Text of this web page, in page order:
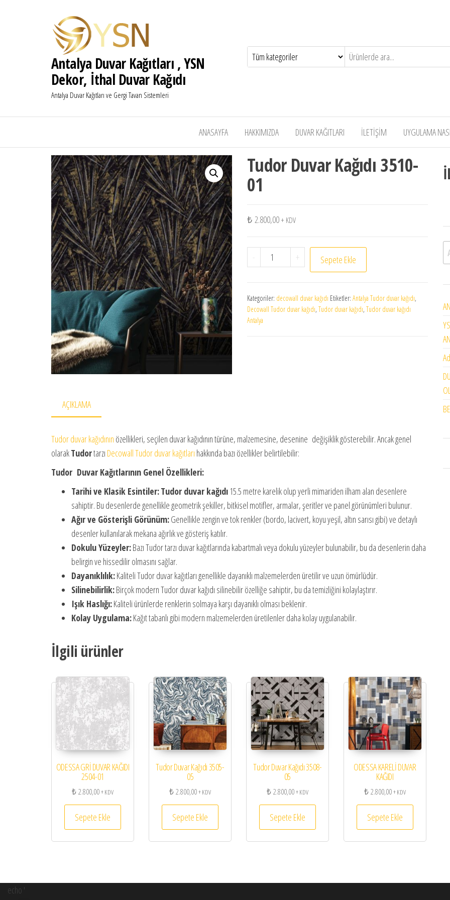
Antalya Duvar Kağıtları , YSN
Dekor, İthal Duvar Kağıdı
Antalya Duvar Kağıtları ve Gergi Tavan Sistemleri
ANASAYFA HAKKIMIZDA DUVAR KAĞITLARI İLETİŞİM UYGULAMA
Tudor Duvar Kağıdı 3510-
01
₺ 2.800,00 + KDV
- Tudor Duvar Kağıdı 3510-01 adet
+ Sepete Ekle
Kategoriler: decowall duvar kağıdı Etiketler: Antalya Tudor duvar kağıdı,
Decowall Tudor duvar kağıdı, Tudor duvar kağıdı, Tudor duvar kağıdı
Antalya
AÇIKLAMA
Tudor duvar kağıdının özellikleri, seçilen duvar kağıdının türüne, malzemesine, desenine değişiklik gösterebilir. Ancak genel
olarakTudortarzı Decowall Tudor duvar kağıtları hakkında bazı özellikler belirtilebilir:
Tudor Duvar Kağıtlarının Genel Özellikleri:
Tarihi ve Klasik Esintiler:Tudor duvar kağıdı 15.5 metre karelik olup yerli mimariden ilham alan desenlere
sahiptir. Bu desenlerde genellikle geometrik şekiller, bitkisel motifler, armalar, şeritler ve panel görünümleri bulunur.
Ağır ve Gösterişli Görünüm:Genellikle zengin ve tok renkler (bordo, lacivert, koyu yeşil, altın sarısı gibi) ve detaylı
desenler kullanılarak mekana ağırlık ve gösteriş katılır.
Dokulu Yüzeyler:Bazı Tudor tarzı duvar kağıtlarında kabartmalı veya dokulu yüzeyler bulunabilir, bu da desenlerin daha
belirgin ve hissedilir olmasını sağlar.
Dayanıklılık:Kaliteli Tudor duvar kağıtları genellikle dayanıklı malzemelerden üretilir ve uzun ömürlüdür.
Silinebilirlik:Birçok modern Tudor duvar kağıdı silinebilir özelliğe sahiptir, bu da temizliğini kolaylaştırır.
Işık Haslığı:Kaliteli ürünlerde renklerin solmaya karşı dayanıklı olması beklenir.
Kolay Uygulama:Kağıt tabanlı gibi modern malzemelerden üretilenler daha kolay uygulanabilir.
İlgili ürünler
ODESSA GRİ DUVAR KAĞIDI
2504-01
₺2.800,00+ KDV
Sepete Ekle
Tudor Duvar Kağıdı 3505-
05
₺2.800,00+ KDV
Sepete Ekle
Tudor Duvar Kağıdı 3508-
05
₺2.800,00+ KDV
Sepete Ekle
ODESSA KARELİ DUVAR
KAĞIDI
₺2.800,00+ KDV
Sepete Ekle
echo '